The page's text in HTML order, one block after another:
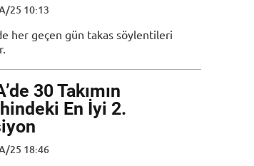
25 10:13
her geçen gün takas söylentileri
30 Takımın
En İyi 2.
25 18:46